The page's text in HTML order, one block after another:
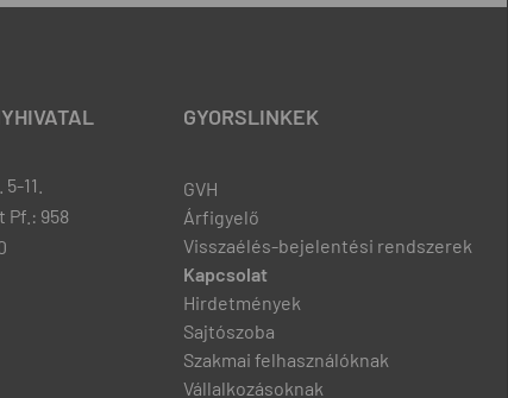
11.
Pf.: 958
GYORSLINKEK
GVH
Árfigyelő
Visszaélés-bejelentési rendszerek
Kapcsolat
Hirdetmények
Sajtószoba
Szakmai felhasználóknak
Vállalkozásoknak